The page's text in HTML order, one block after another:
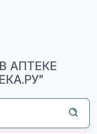
АПТЕКЕ